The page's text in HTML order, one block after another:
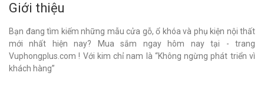
Giới thiệu
Bạn đang tìm kiếm những mẫu cửa gỗ, ổ khóa và phụ kiện nội thất
mới nhất hiện nay? Mua sắm ngay hôm nay tại - trang
Vuphongplus.com ! Với kim chỉ nam là “Không ngừng phát triển vì
khách hàng”